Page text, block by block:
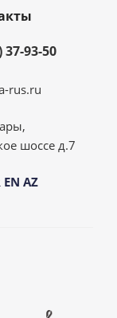
37-93-50
rus.ru
шоссе д.7
EN AZ